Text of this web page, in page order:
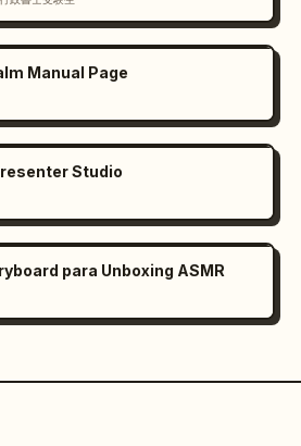
Manual Page
Studio
para Unboxing ASMR